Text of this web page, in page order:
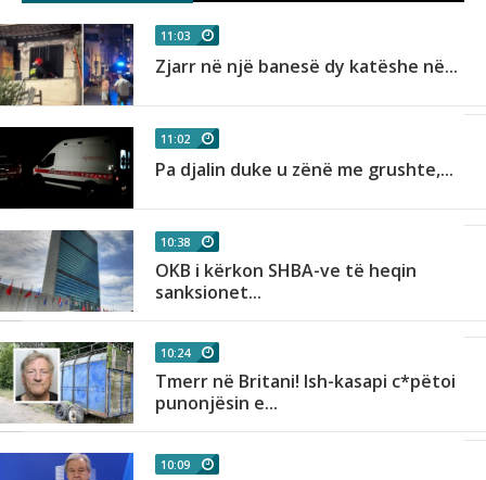
11:03
Zjarr në një banesë dy katëshe në...
11:02
Pa djalin duke u zënë me grushte,...
10:38
OKB i kërkon SHBA-ve të heqin
sanksionet...
10:24
Tmerr në Britani! Ish-kasapi c*pëtoi
punonjësin e...
10:09